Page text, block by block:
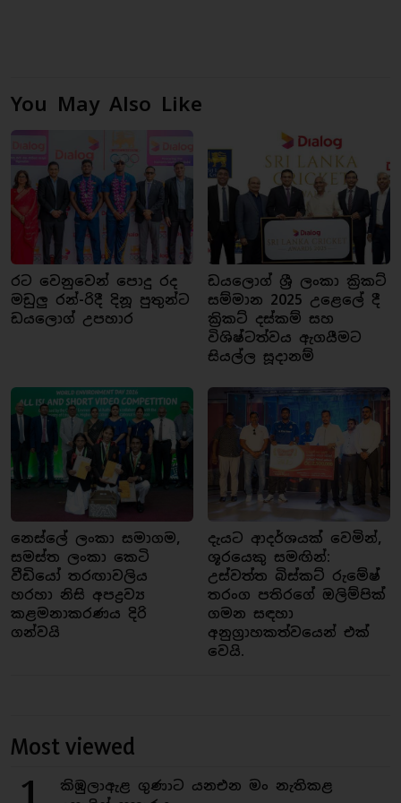
You May Also Like
රට වෙනුවෙන් පොදු රද
මඩුලු රන්-රිදී දිනූ පුතුන්ට
ඩයලොග් උපහාර
ඩයලොග් ශ්‍රී ලංකා ක්‍රිකට්
සම්මාන 2025 උළෙලේ දී
ක්‍රිකට් දස්කම් සහ
විශිෂ්ටත්වය ඇගයීමට
සියල්ල සූදානම්
නෙස්ලේ ලංකා සමාගම,
සමස්ත ලංකා කෙටි
වීඩියෝ තරඟාවලිය
හරහා නිසි අපද්‍රව්‍ය
කළමනාකරණය දිරි
ගන්වයි
දැයට ආදර්ශයක් වෙමින්,
ශූරයෙකු සමඟින්:
උස්වත්ත බිස්කට් රුමේෂ්
තරංග පතිරගේ ඔලිම්පික්
ගමන සඳහා
අනුග්‍රාහකත්වයෙන් එක්
වෙයි.
Most viewed
1
කිඹුලාඇළ ගුණාට යනඑන මං නැතිකළ